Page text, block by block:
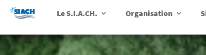
Le S.I.A.CH. Organisation